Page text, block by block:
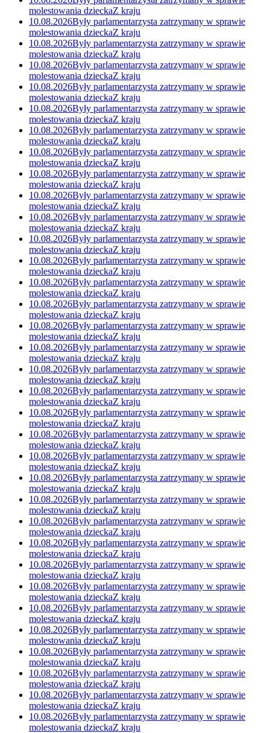
molestowania dzieckaZ kraju
10.08.2026Były parlamentarzysta zatrzymany w sprawie
molestowania dzieckaZ kraju
10.08.2026Były parlamentarzysta zatrzymany w sprawie
molestowania dzieckaZ kraju
10.08.2026Były parlamentarzysta zatrzymany w sprawie
molestowania dzieckaZ kraju
10.08.2026Były parlamentarzysta zatrzymany w sprawie
molestowania dzieckaZ kraju
10.08.2026Były parlamentarzysta zatrzymany w sprawie
molestowania dzieckaZ kraju
10.08.2026Były parlamentarzysta zatrzymany w sprawie
molestowania dzieckaZ kraju
10.08.2026Były parlamentarzysta zatrzymany w sprawie
molestowania dzieckaZ kraju
10.08.2026Były parlamentarzysta zatrzymany w sprawie
molestowania dzieckaZ kraju
10.08.2026Były parlamentarzysta zatrzymany w sprawie
molestowania dzieckaZ kraju
10.08.2026Były parlamentarzysta zatrzymany w sprawie
molestowania dzieckaZ kraju
10.08.2026Były parlamentarzysta zatrzymany w sprawie
molestowania dzieckaZ kraju
10.08.2026Były parlamentarzysta zatrzymany w sprawie
molestowania dzieckaZ kraju
10.08.2026Były parlamentarzysta zatrzymany w sprawie
molestowania dzieckaZ kraju
10.08.2026Były parlamentarzysta zatrzymany w sprawie
molestowania dzieckaZ kraju
10.08.2026Były parlamentarzysta zatrzymany w sprawie
molestowania dzieckaZ kraju
10.08.2026Były parlamentarzysta zatrzymany w sprawie
molestowania dzieckaZ kraju
10.08.2026Były parlamentarzysta zatrzymany w sprawie
molestowania dzieckaZ kraju
10.08.2026Były parlamentarzysta zatrzymany w sprawie
molestowania dzieckaZ kraju
10.08.2026Były parlamentarzysta zatrzymany w sprawie
molestowania dzieckaZ kraju
10.08.2026Były parlamentarzysta zatrzymany w sprawie
molestowania dzieckaZ kraju
10.08.2026Były parlamentarzysta zatrzymany w sprawie
molestowania dzieckaZ kraju
10.08.2026Były parlamentarzysta zatrzymany w sprawie
molestowania dzieckaZ kraju
10.08.2026Były parlamentarzysta zatrzymany w sprawie
molestowania dzieckaZ kraju
10.08.2026Były parlamentarzysta zatrzymany w sprawie
molestowania dzieckaZ kraju
10.08.2026Były parlamentarzysta zatrzymany w sprawie
molestowania dzieckaZ kraju
10.08.2026Były parlamentarzysta zatrzymany w sprawie
molestowania dzieckaZ kraju
10.08.2026Były parlamentarzysta zatrzymany w sprawie
molestowania dzieckaZ kraju
10.08.2026Były parlamentarzysta zatrzymany w sprawie
molestowania dzieckaZ kraju
10.08.2026Były parlamentarzysta zatrzymany w sprawie
molestowania dzieckaZ kraju
10.08.2026Były parlamentarzysta zatrzymany w sprawie
molestowania dzieckaZ kraju
10.08.2026Były parlamentarzysta zatrzymany w sprawie
molestowania dzieckaZ kraju
10.08.2026Były parlamentarzysta zatrzymany w sprawie
molestowania dzieckaZ kraju
10.08.2026Były parlamentarzysta zatrzymany w sprawie
molestowania dzieckaZ kraju